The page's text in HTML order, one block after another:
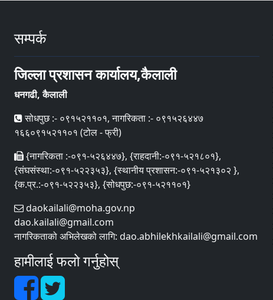
सम्पर्क
जिल्ला प्रशासन कार्यालय,कैलाली
धनगढी, कैलाली
सोधपुछ :- ०९१५२११०१, नागरिकता :- ०९१५२६४४७
१६६०९१५२११०१ (टोल - फ्री)
{नागरिकता :-०९१-५२६४४७}, {राहदानी:-०९१-५२१८०१},
{संघसंस्था:-०९१-५२२३५३}, {स्थानीय प्रशासन:-०९१-५२१३०२ },
{क.प्र.:-०९१-५२२३५३}, {सोधपुछ:-०९१-५२११०१}
daokailali@moha.gov.np
dao.kailali@gmail.com
नागरिकताको अभिलेखको लागि: dao.abhilekhkailali@gmail.com
हामीलाई फलो गर्नुहोस्